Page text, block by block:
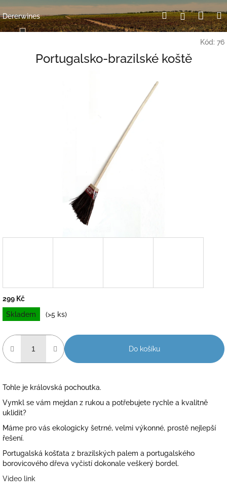
na
obsah
Dererwines HledatPřihlášení
Kód: 76
Portugalsko-brazilské koště
299 Kč
Měrná
cena:
Skladem (>5 ks)
Do košíku
Tohle je královská pochoutka.
Vymkl se vám mejdan z rukou a potřebujete rychle a kvalitně
uklidit?
Máme pro vás ekologicky šetrné, velmi výkonné, prostě nejlepší
řešení.
Portugalská košťata z brazilských palem a portugalského
borovicového dřeva vyčistí dokonale veškerý bordel.
Video link